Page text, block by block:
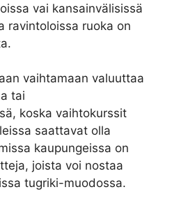
vai kansainvälisissä
ravintoloissa ruoka on
vaihtamaan valuuttaa
tai
koska vaihtokurssit
saattavat olla
kaupungeissa on
joista voi nostaa
tugriki-muodossa.